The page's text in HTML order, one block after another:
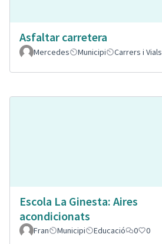
Asfaltar carretera
Mercedes
Municipi Carrers i Vials
Escola La Ginesta: Aires
acondicionats
Fran Municipi Educació 0 0